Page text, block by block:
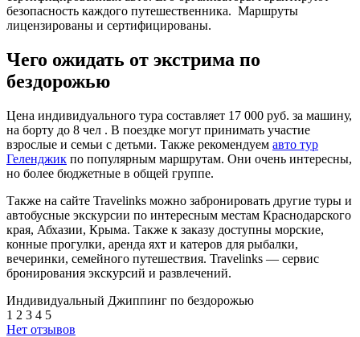
безопасность каждого путешественника. Маршруты
лицензированы и сертифицированы.
Чего ожидать от экстрима по
бездорожью
Цена индивидуального тура составляет 17 000 руб. за машину,
на борту до 8 чел . В поездке могут принимать участие
взрослые и семьи с детьми. Также рекомендуем авто тур
Геленджик по популярным маршрутам. Они очень интересны,
но более бюджетные в общей группе.
Также на сайте Travelinks можно забронировать другие туры и
автобусные экскурсии по интересным местам Краснодарского
края, Абхазии, Крыма. Также к заказу доступны морские,
конные прогулки, аренда яхт и катеров для рыбалки,
вечеринки, семейного путешествия. Travelinks — сервис
бронирования экскурсий и развлечений.
Индивидуальный Джиппинг по бездорожью
1 2 3 4 5
Нет отзывов